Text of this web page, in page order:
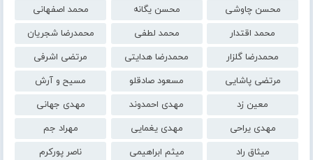
محسن چاوشی
محسن یگانه
محمد اصفهانی
محمد اقتدار
محمد لطفی
محمدرضا شجریان
محمدرضا گلزار
محمدرضا هدایتی
مرتضی اشرفی
مرتضی پاشایی
مسعود صادقلو
مسیح و آرش
معین زد
مهدی احمدوند
مهدی جهانی
مهدی یراحی
مهدی یغمایی
مهراد جم
میثاق راد
میثم ابراهیمی
ناصر پورکرم